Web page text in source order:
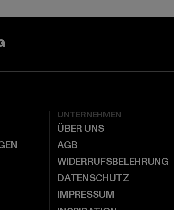
UNTERNEHMEN
ÜBER UNS
AGB
WIDERRUFSBELEHRUNG
DATENSCHUTZ
IMPRESSUM